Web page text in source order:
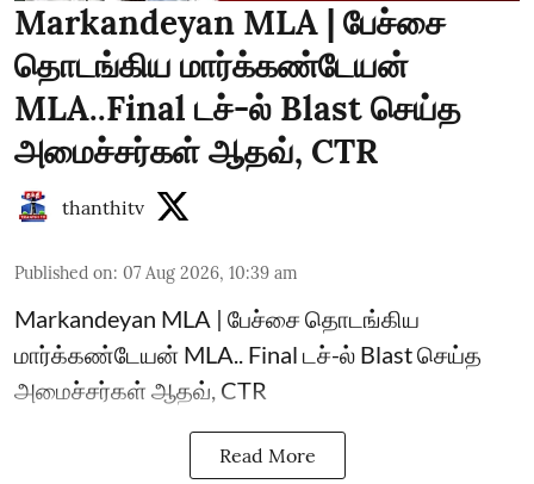
Markandeyan MLA | பேச்சை
தொடங்கிய மார்க்கண்டேயன்
MLA..Final டச்-ல் Blast செய்த
அமைச்சர்கள் ஆதவ், CTR
thanthitv
Published on: 07 Aug 2026, 10:39 am
Markandeyan MLA | பேச்சை தொடங்கிய
மார்க்கண்டேயன் MLA.. Final டச்-ல் Blast செய்த
அமைச்சர்கள் ஆதவ், CTR
Read More